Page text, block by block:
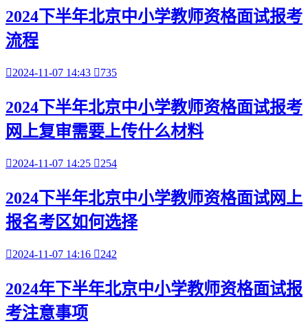
2024下半年北京中小学教师资格面试报考
流程
2024-11-07 14:43 735
2024下半年北京中小学教师资格面试报考
网上复审需要上传什么材料
2024-11-07 14:25 254
2024下半年北京中小学教师资格面试网上
报名考区如何选择
2024-11-07 14:16 242
2024年下半年北京中小学教师资格面试报
考注意事项